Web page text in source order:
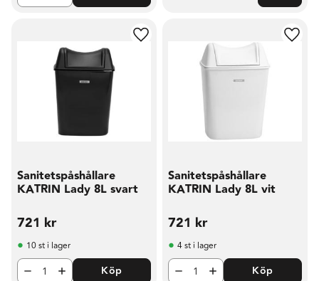
Sanitetspåshållare
KATRIN Lady 8L svart
721 kr
Lägg till i favoriter
10 st i lager
Köp
Sanitetspåshållare
KATRIN Lady 8L vit
721 kr
4 st i lager
Köp